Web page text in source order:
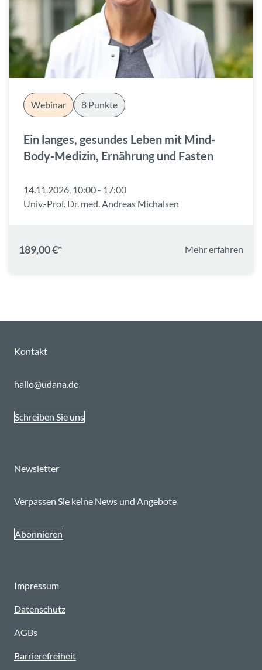
Webinar 8 Punkte
Ein langes, gesundes Leben mit Mind-
Body-Medizin, Ernährung und Fasten
14.11.2026, 10:00 - 17:00
Univ.-Prof. Dr. med. Andreas Michalsen
189,00 €* Mehr erfahren
Impressum
Datenschutz
AGBs
Barrierefreiheit
Kontakt
hallo@udana.de
Schreiben Sie uns
Newsletter
Verpassen Sie keine News und Angebote
Abonnieren